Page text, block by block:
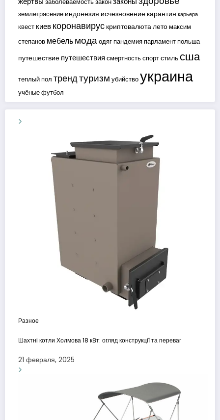
землетрясение индонезия исчезновение карантин карьера
квест киевкоронавирус криптовалюталетомаксим
степанов мебельмодаодягпандемияпарламентпольша
путешествие путешествия смертностьспортстиль сша
теплый пол трендтуризм убийствоукраина
учёныефутбол
Разное
Шахтні котли Холмова 18 кВт: огляд конструкції та переваг
21 февраля, 2025